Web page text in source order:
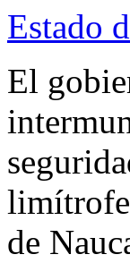
Estado
El
de